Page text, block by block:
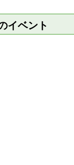
イベント